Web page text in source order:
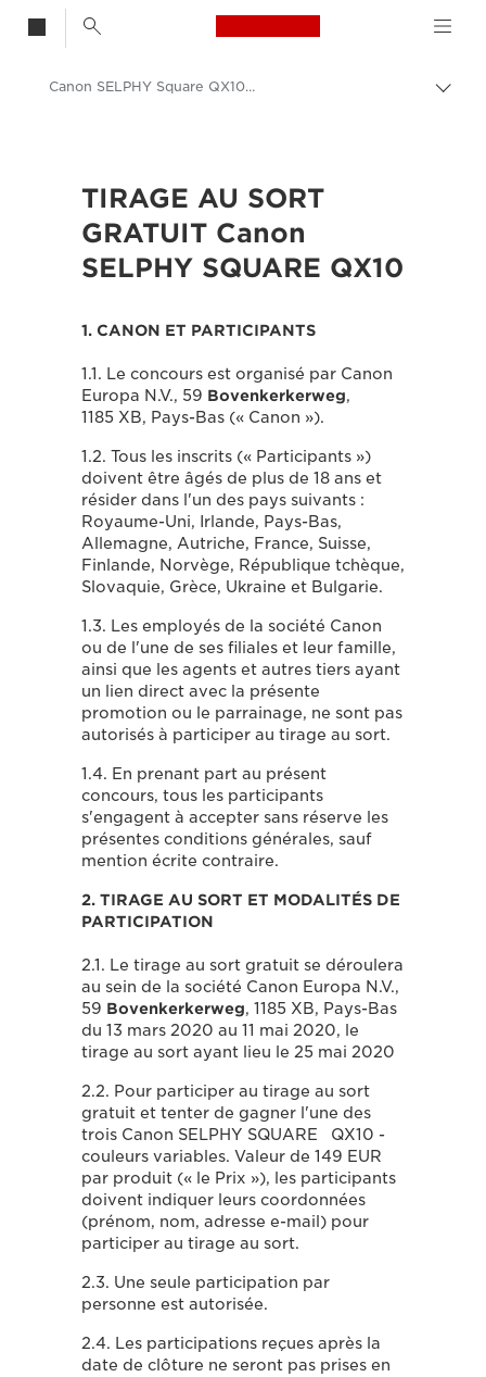
Canon Logo, back
Canon SELPHY SQUARE QX10 - Imprimantes
Canon SELPHY Square QX10 Prize Draw Terms and Conditions
TIRAGE AU SORT
GRATUIT Canon
SELPHY SQUARE QX10
1. CANON ET PARTICIPANTS
1.1. Le concours est organisé par Canon
Europa N.V., 59 Bovenkerkerweg,
1185 XB, Pays-Bas (« Canon »).
1.2. Tous les inscrits (« Participants »)
doivent être âgés de plus de 18 ans et
résider dans l'un des pays suivants :
Royaume-Uni, Irlande, Pays-Bas,
Allemagne, Autriche, France, Suisse,
Finlande, Norvège, République tchèque,
Slovaquie, Grèce, Ukraine et Bulgarie.
1.3. Les employés de la société Canon
ou de l'une de ses filiales et leur famille,
ainsi que les agents et autres tiers ayant
un lien direct avec la présente
promotion ou le parrainage, ne sont pas
autorisés à participer au tirage au sort.
1.4. En prenant part au présent
concours, tous les participants
s'engagent à accepter sans réserve les
présentes conditions générales, sauf
mention écrite contraire.
2. TIRAGE AU SORT ET MODALITÉS DE
PARTICIPATION
2.1. Le tirage au sort gratuit se déroulera
au sein de la société Canon Europa N.V.,
59 Bovenkerkerweg, 1185 XB, Pays-Bas
du 13 mars 2020 au 11 mai 2020, le
tirage au sort ayant lieu le 25 mai 2020
2.2. Pour participer au tirage au sort
gratuit et tenter de gagner l'une des
trois Canon SELPHY SQUARE QX10 -
couleurs variables. Valeur de 149 EUR
par produit (« le Prix »), les participants
doivent indiquer leurs coordonnées
(prénom, nom, adresse e-mail) pour
participer au tirage au sort.
2.3. Une seule participation par
personne est autorisée.
2.4. Les participations reçues après la
date de clôture ne seront pas prises en